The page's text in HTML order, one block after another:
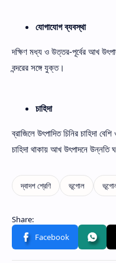
যোগাযোগ ব্যবস্থা
দক্ষিণ মধ্য ও উত্তর-পূর্বের আখ
বন্দরের সঙ্গে যুক্ত।
চাহিদা
ব্রাজিলে উৎপাদিত চিনির চাহিদা
চাহিদা থাকায় আখ উৎপাদনে উন্নতি